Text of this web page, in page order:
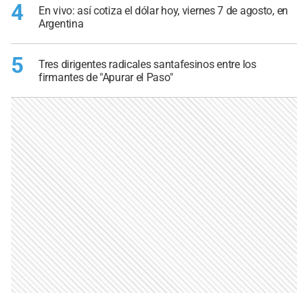
4
En vivo: así cotiza el dólar hoy, viernes 7 de agosto, en
Argentina
5
Tres dirigentes radicales santafesinos entre los
firmantes de "Apurar el Paso"